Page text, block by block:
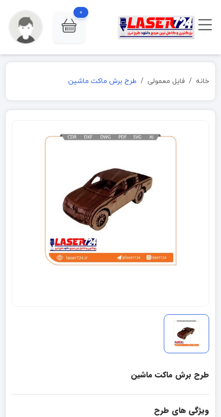
0
خانه فایل معمولی طرح برش ماکت ماشین
طرح برش ماکت ماشین
ویژگی های طرح